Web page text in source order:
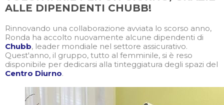
ALLE DIPENDENTI CHUBB!
Rinnovando una collaborazione avviata lo scorso anno,
Ronda ha accolto nuovamente alcune dipendenti di
Chubb, leader mondiale nel settore assicurativo.
Quest'anno, il gruppo, tutto al femminile, si è reso
disponibile per dedicarsi alla tinteggiatura degli spazi del
Centro Diurno.